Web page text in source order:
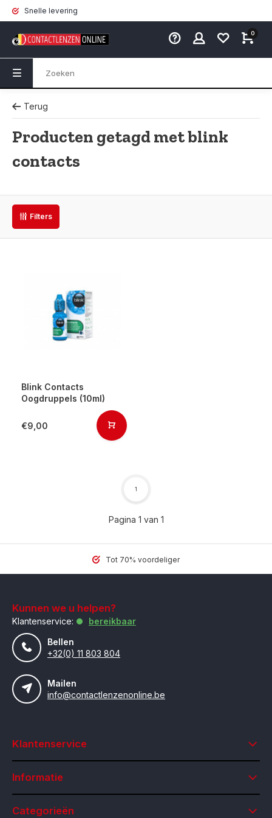
Snelle levering
0
Terug
Producten getagd met blink
contacts
Filters
Blink Contacts
Oogdruppels (10ml)
€9,00
Pagina 1 van 1
1
Tot 70% voordeliger
Kunnen we u helpen?
Klantenservice:
bereikbaar
Bellen
+32(0) 11 803 804
Mailen
info@contactlenzenonline.be
Klantenservice
Informatie
Categorieën